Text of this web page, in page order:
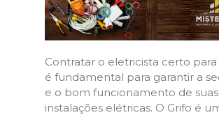
Contratar o eletricista certo para
é fundamental para garantir a
e o bom funcionamento de suas
instalações elétricas. O Grifo é